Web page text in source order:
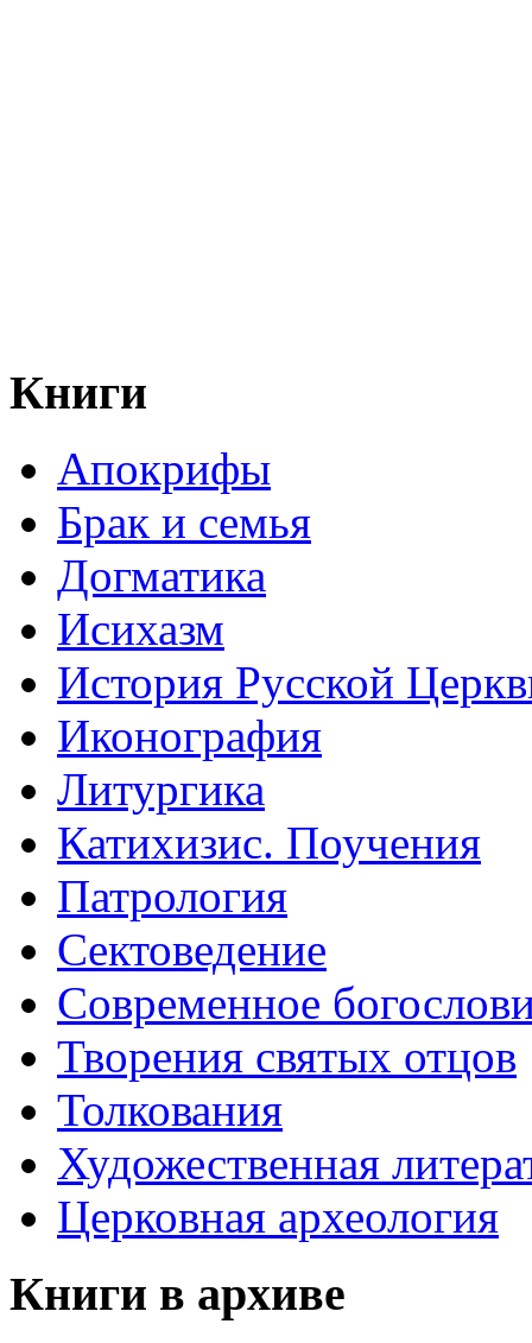
Книги
Апокрифы
Брак и семья
Догматика
Исихазм
История Русской
Иконография
Литургика
Катихизис. Поучения
Патрология
Сектоведение
Современное
Творения святых отцов
Толкования
Художественная
Церковная археология
Книги в архиве